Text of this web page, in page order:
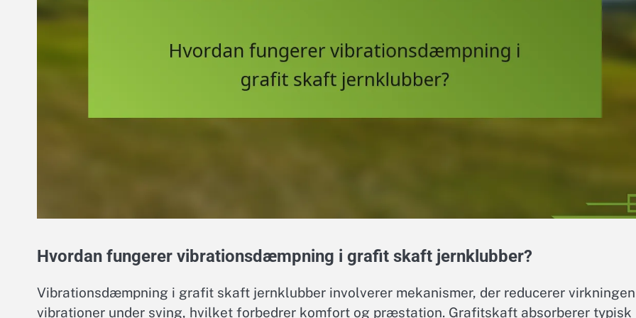
Hvordan fungerer vibrationsdæmpning i grafit skaft jernklubber?
Vibrationsdæmpning i grafit skaft jernklubber involverer mekanismer, der reducerer
vibrationer under sving, hvilket forbedrer komfort og præstation. Grafitskaft absorberer typisk